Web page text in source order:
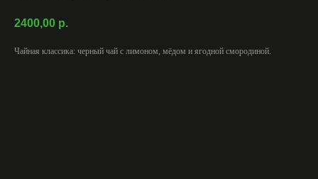
2400,00 р.
Чайная классика: черный чай с лимоном, мёдом и ягодной смородиной.